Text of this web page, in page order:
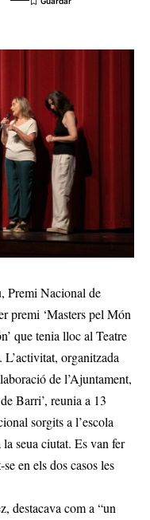
Premi Nacional de
premi ‘Masters pel Món
que tenia lloc al Teatre
organitzada
de l’Ajuntament,
Barri’, reunia a 13
sorgits a l’escola
seua ciutat. Es van fer
en els dos casos les
destacava com a “un